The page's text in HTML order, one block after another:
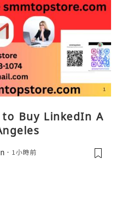
Buy LinkedIn A
1小時前